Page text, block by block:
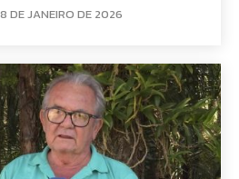
DE JANEIRO DE 2026